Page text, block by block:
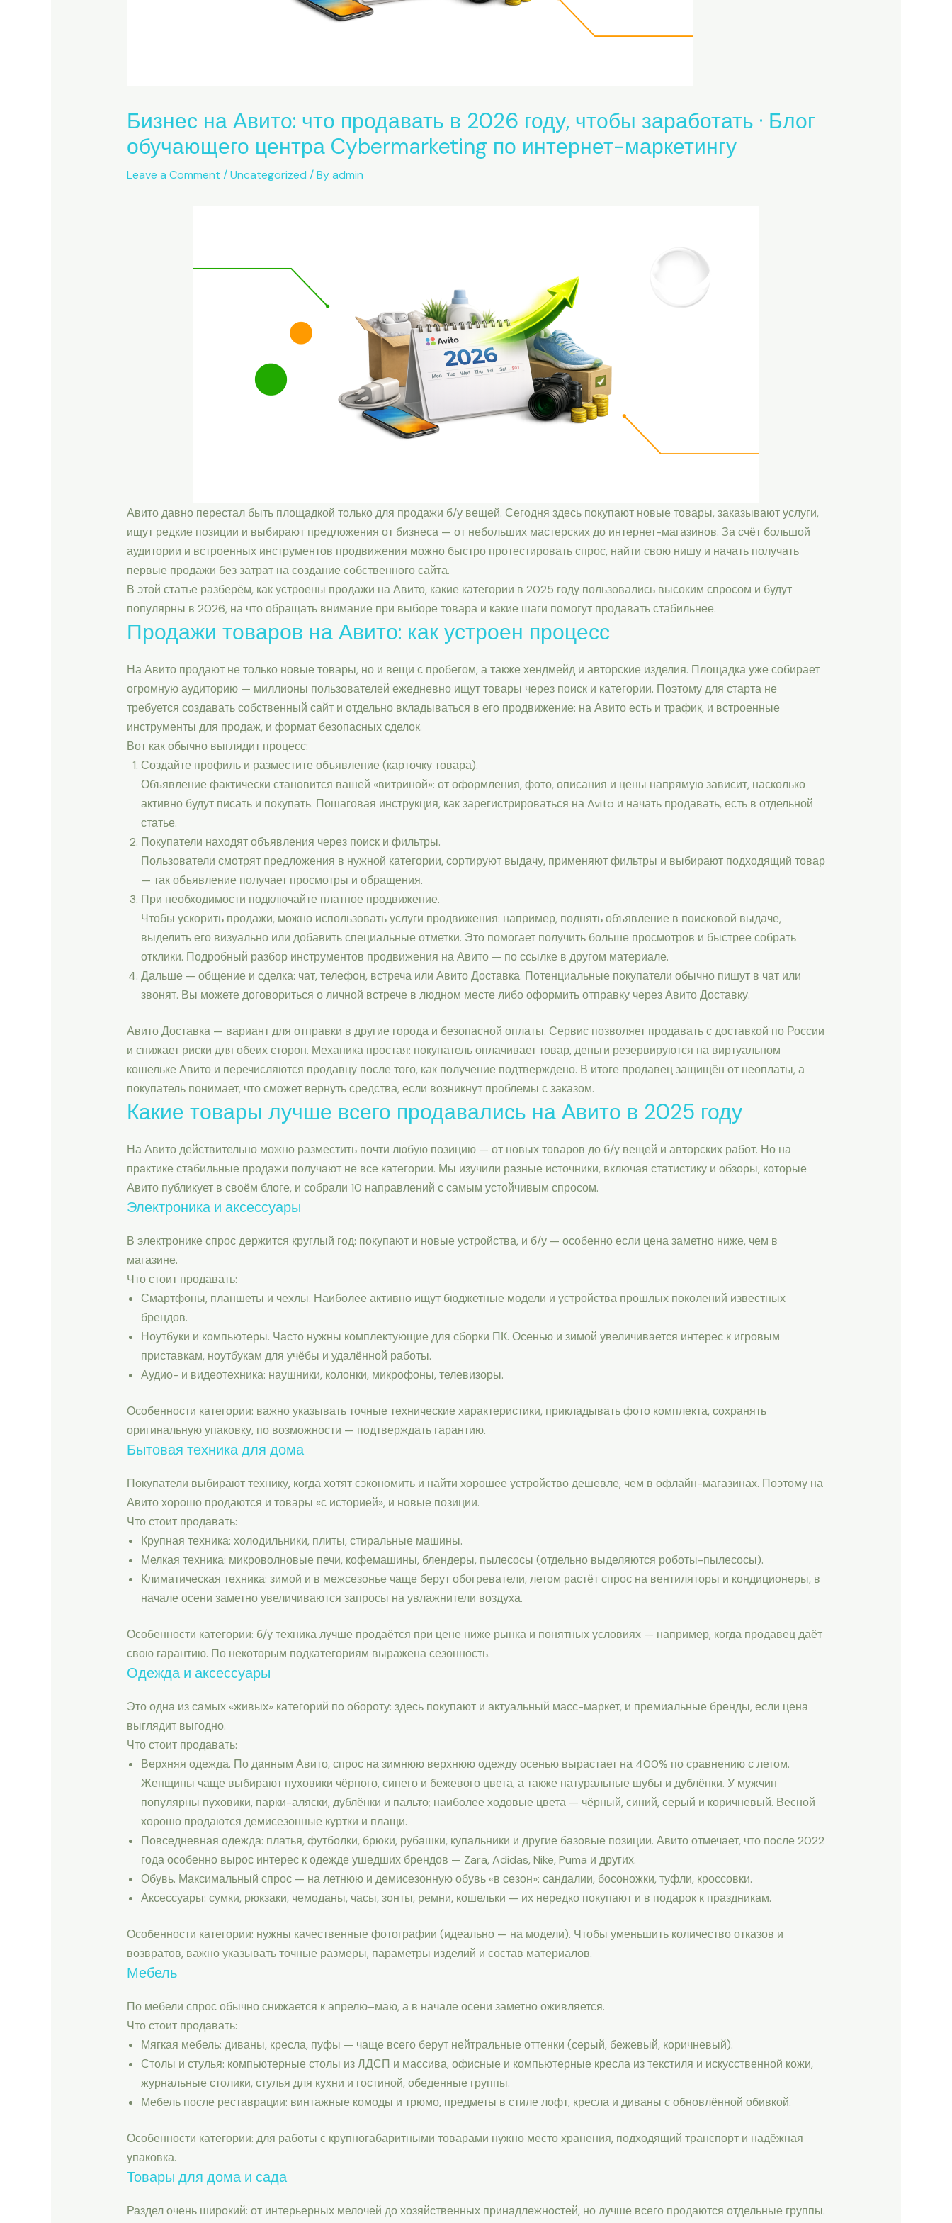
Бизнес на Авито: что продавать в 2026 году, чтобы заработать · Блог
обучающего центра Cybermarketing по интернет-маркетингу
Leave a Comment /Uncategorized / Byadmin
Авито давно перестал быть площадкой только для продажи б/у вещей. Сегодня здесь покупают новые товары, заказывают услуги,
ищут редкие позиции и выбирают предложения от бизнеса — от небольших мастерских до интернет-магазинов. За счёт большой
аудитории и встроенных инструментов продвижения можно быстро протестировать спрос, найти свою нишу и начать получать
первые продажи без затрат на создание собственного сайта.
В этой статье разберём, как устроены продажи на Авито, какие категории в 2025 году пользовались высоким спросом и будут
популярны в 2026, на что обращать внимание при выборе товара и какие шаги помогут продавать стабильнее.
Продажи товаров на Авито: как устроен процесс
На Авито продают не только новые товары, но и вещи с пробегом, а также хендмейд и авторские изделия. Площадка уже собирает
огромную аудиторию — миллионы пользователей ежедневно ищут товары через поиск и категории. Поэтому для старта не
требуется создавать собственный сайт и отдельно вкладываться в его продвижение: на Авито есть и трафик, и встроенные
инструменты для продаж, и формат безопасных сделок.
Вот как обычно выглядит процесс:
Создайте профиль и разместите объявление (карточку товара).
Объявление фактически становится вашей «витриной»: от оформления, фото, описания и цены напрямую зависит, насколько
активно будут писать и покупать. Пошаговая инструкция, как зарегистрироваться на Avito и начать продавать, есть в отдельной
статье.
Покупатели находят объявления через поиск и фильтры.
Пользователи смотрят предложения в нужной категории, сортируют выдачу, применяют фильтры и выбирают подходящий товар
— так объявление получает просмотры и обращения.
При необходимости подключайте платное продвижение.
Чтобы ускорить продажи, можно использовать услуги продвижения: например, поднять объявление в поисковой выдаче,
выделить его визуально или добавить специальные отметки. Это помогает получить больше просмотров и быстрее собрать
отклики. Подробный разбор инструментов продвижения на Авито — по ссылке в другом материале.
Дальше — общение и сделка: чат, телефон, встреча или Авито Доставка. Потенциальные покупатели обычно пишут в чат или
звонят. Вы можете договориться о личной встрече в людном месте либо оформить отправку через Авито Доставку.
Авито Доставка — вариант для отправки в другие города и безопасной оплаты. Сервис позволяет продавать с доставкой по России
и снижает риски для обеих сторон. Механика простая: покупатель оплачивает товар, деньги резервируются на виртуальном
кошельке Авито и перечисляются продавцу после того, как получение подтверждено. В итоге продавец защищён от неоплаты, а
покупатель понимает, что сможет вернуть средства, если возникнут проблемы с заказом.
Какие товары лучше всего продавались на Авито в 2025 году
На Авито действительно можно разместить почти любую позицию — от новых товаров до б/у вещей и авторских работ. Но на
практике стабильные продажи получают не все категории. Мы изучили разные источники, включая статистику и обзоры, которые
Авито публикует в своём блоге, и собрали 10 направлений с самым устойчивым спросом.
Электроника и аксессуары
В электронике спрос держится круглый год: покупают и новые устройства, и б/у — особенно если цена заметно ниже, чем в
магазине.
Что стоит продавать:
Смартфоны, планшеты и чехлы. Наиболее активно ищут бюджетные модели и устройства прошлых поколений известных
брендов.
Ноутбуки и компьютеры. Часто нужны комплектующие для сборки ПК. Осенью и зимой увеличивается интерес к игровым
приставкам, ноутбукам для учёбы и удалённой работы.
Аудио- и видеотехника: наушники, колонки, микрофоны, телевизоры.
Особенности категории: важно указывать точные технические характеристики, прикладывать фото комплекта, сохранять
оригинальную упаковку, по возможности — подтверждать гарантию.
Бытовая техника для дома
Покупатели выбирают технику, когда хотят сэкономить и найти хорошее устройство дешевле, чем в офлайн-магазинах. Поэтому на
Авито хорошо продаются и товары «с историей», и новые позиции.
Что стоит продавать:
Крупная техника: холодильники, плиты, стиральные машины.
Мелкая техника: микроволновые печи, кофемашины, блендеры, пылесосы (отдельно выделяются роботы-пылесосы).
Климатическая техника: зимой и в межсезонье чаще берут обогреватели, летом растёт спрос на вентиляторы и кондиционеры, в
начале осени заметно увеличиваются запросы на увлажнители воздуха.
Особенности категории: б/у техника лучше продаётся при цене ниже рынка и понятных условиях — например, когда продавец даёт
свою гарантию. По некоторым подкатегориям выражена сезонность.
Одежда и аксессуары
Это одна из самых «живых» категорий по обороту: здесь покупают и актуальный масс-маркет, и премиальные бренды, если цена
выглядит выгодно.
Что стоит продавать:
Верхняя одежда. По данным Авито, спрос на зимнюю верхнюю одежду осенью вырастает на 400% по сравнению с летом.
Женщины чаще выбирают пуховики чёрного, синего и бежевого цвета, а также натуральные шубы и дублёнки. У мужчин
популярны пуховики, парки-аляски, дублёнки и пальто; наиболее ходовые цвета — чёрный, синий, серый и коричневый. Весной
хорошо продаются демисезонные куртки и плащи.
Повседневная одежда: платья, футболки, брюки, рубашки, купальники и другие базовые позиции. Авито отмечает, что после 2022
года особенно вырос интерес к одежде ушедших брендов — Zara, Adidas, Nike, Puma и других.
Обувь. Максимальный спрос — на летнюю и демисезонную обувь «в сезон»: сандалии, босоножки, туфли, кроссовки.
Аксессуары: сумки, рюкзаки, чемоданы, часы, зонты, ремни, кошельки — их нередко покупают и в подарок к праздникам.
Особенности категории: нужны качественные фотографии (идеально — на модели). Чтобы уменьшить количество отказов и
возвратов, важно указывать точные размеры, параметры изделий и состав материалов.
Мебель
По мебели спрос обычно снижается к апрелю–маю, а в начале осени заметно оживляется.
Что стоит продавать:
Мягкая мебель: диваны, кресла, пуфы — чаще всего берут нейтральные оттенки (серый, бежевый, коричневый).
Столы и стулья: компьютерные столы из ЛДСП и массива, офисные и компьютерные кресла из текстиля и искусственной кожи,
журнальные столики, стулья для кухни и гостиной, обеденные группы.
Мебель после реставрации: винтажные комоды и трюмо, предметы в стиле лофт, кресла и диваны с обновлённой обивкой.
Особенности категории: для работы с крупногабаритными товарами нужно место хранения, подходящий транспорт и надёжная
упаковка.
Товары для дома и сада
Раздел очень широкий: от интерьерных мелочей до хозяйственных принадлежностей, но лучше всего продаются отдельные группы.